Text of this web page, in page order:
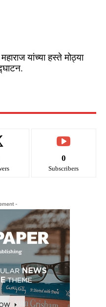
यांच्या हस्ते मोठ्या
0
Subscribers
-